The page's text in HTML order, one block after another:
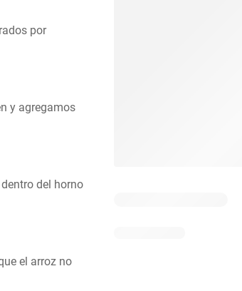
por
y agregamos
del horno
el arroz no